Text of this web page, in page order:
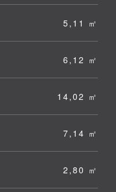
5,11 ㎡
6,12 ㎡
14,02 ㎡
7,14 ㎡
2,80 ㎡